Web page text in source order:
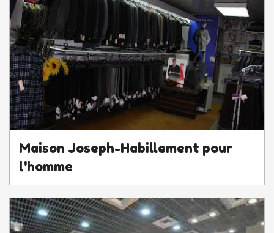
Maison Joseph-Habillement pour
l'homme